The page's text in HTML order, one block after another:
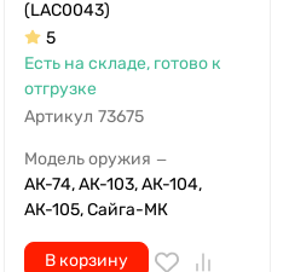
(LAC0043)
5
Есть на складе, готово к
отгрузке
Артикул 73675
Модель оружия —
АК-74, АК-103, АК-104,
АК-105, Сайга-МК
В корзину